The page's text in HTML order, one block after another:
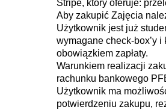
Stripe, który oferuje:
Aby zakupić Zajęcia
Użytkownik jest już
wymagane check-box’y i
obowiązkiem zapłaty.
Warunkiem realizacji
rachunku bankowego
Użytkownik ma
potwierdzeniu zakupu,